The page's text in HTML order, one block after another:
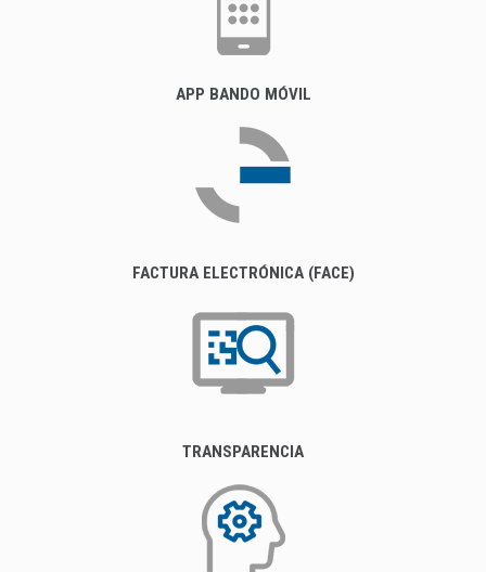
APP BANDO MÓVIL
FACTURA ELECTRÓNICA (FACE)
TRANSPARENCIA